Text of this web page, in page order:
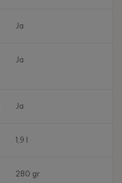
Ja
Ja
Ja
1,9 l
280 gr